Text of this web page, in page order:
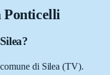
Ponticelli
di Silea (TV).